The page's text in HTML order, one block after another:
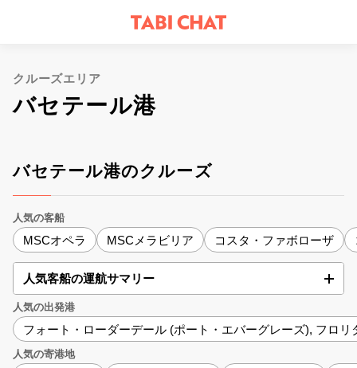
クルーズエリア
バセテール港
バセテール港のクルーズ
人気の客船
MSCオペラ MSCメラビリア コスタ・ファボローザ
人気客船の運航サマリー
人気の出発港
フォート・ローダーデール (ポート・エバーグレーズ), フロリ
人気の寄港地